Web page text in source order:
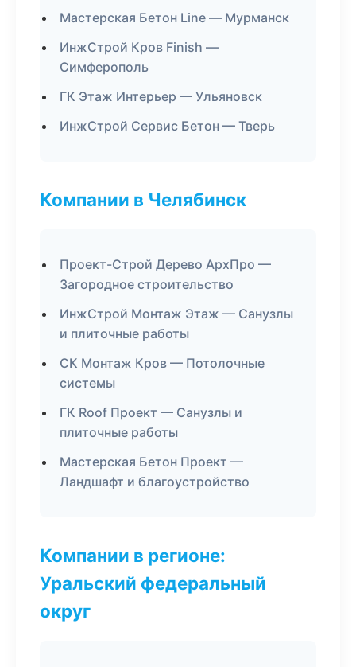
Мастерская Бетон Line — Мурманск
ИнжСтрой Кров Finish —
Симферополь
ГК Этаж Интерьер — Ульяновск
ИнжСтрой Сервис Бетон — Тверь
Компании в Челябинск
Проект-Строй Дерево АрхПро —
Загородное строительство
ИнжСтрой Монтаж Этаж — Санузлы
и плиточные работы
СК Монтаж Кров — Потолочные
системы
ГК Roof Проект — Санузлы и
плиточные работы
Мастерская Бетон Проект —
Ландшафт и благоустройство
Компании в регионе:
Уральский федеральный
округ